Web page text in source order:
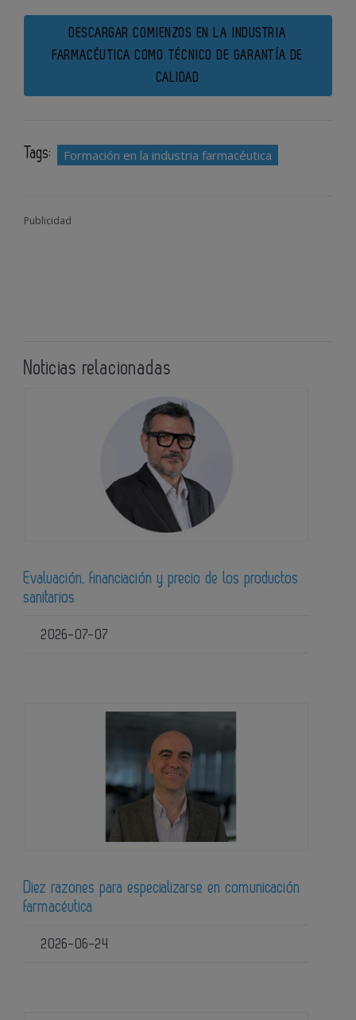
DESCARGAR COMIENZOS EN LA INDUSTRIA
FARMACÉUTICA COMO TÉCNICO DE GARANTÍA DE
CALIDAD
Tags: Formación en la industria farmacéutica
Publicidad
Noticias relacionadas
Evaluación, financiación y precio de los productos
sanitarios
2026-07-07
Diez razones para especializarse en comunicación
farmacéutica
2026-06-24